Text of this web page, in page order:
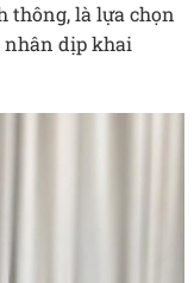
thông, là lựa chọn
nhân dịp khai